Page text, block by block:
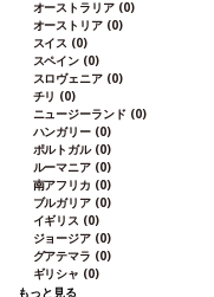
オーストラリア (0)
オーストリア (0)
スイス (0)
スペイン (0)
スロヴェニア (0)
チリ (0)
ニュージーランド (0)
ハンガリー (0)
ポルトガル (0)
ルーマニア (0)
南アフリカ (0)
ブルガリア (0)
イギリス (0)
ジョージア (0)
グアテマラ (0)
ギリシャ (0)
もっと見る